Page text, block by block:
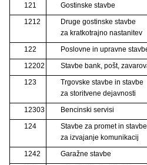
121
Gostinske stavbe
1212
Druge gostinske stavbe
za kratkotrajno nastanitev
122
Poslovne in upravne
12202
Stavbe bank, pošt,
123
Trgovske stavbe in stavbe
za storitvene dejavnosti
12303
Bencinski servisi
124
Stavbe za promet in stavbe
za izvajanje komunikacij
1242
Garažne stavbe